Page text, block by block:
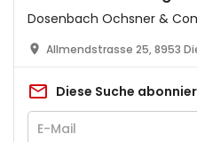
Dosenbach Ochsner &
Allmendstrasse 25, 8953
Diese Suche